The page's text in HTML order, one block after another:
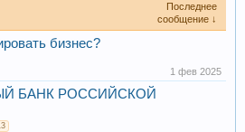
Последнее
сообщение ↓
бизнес?
1 фев 2025
БАНК РОССИЙСКОЙ